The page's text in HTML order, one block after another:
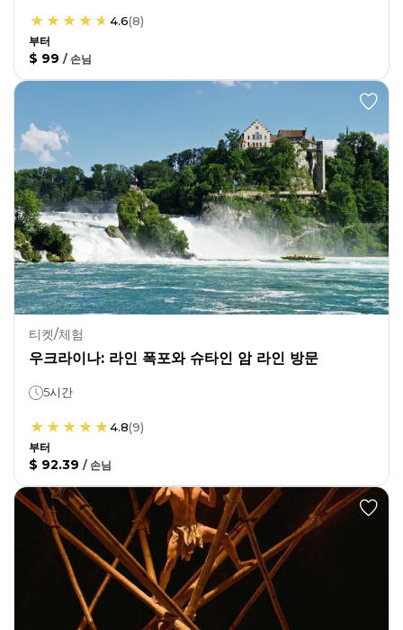
4.6(8)
부터
$ 99 / 손님
티켓/체험
우크라이나: 라인 폭포와 슈타인 암 라인 방문
5시간
4.8(9)
부터
$ 92.39 / 손님